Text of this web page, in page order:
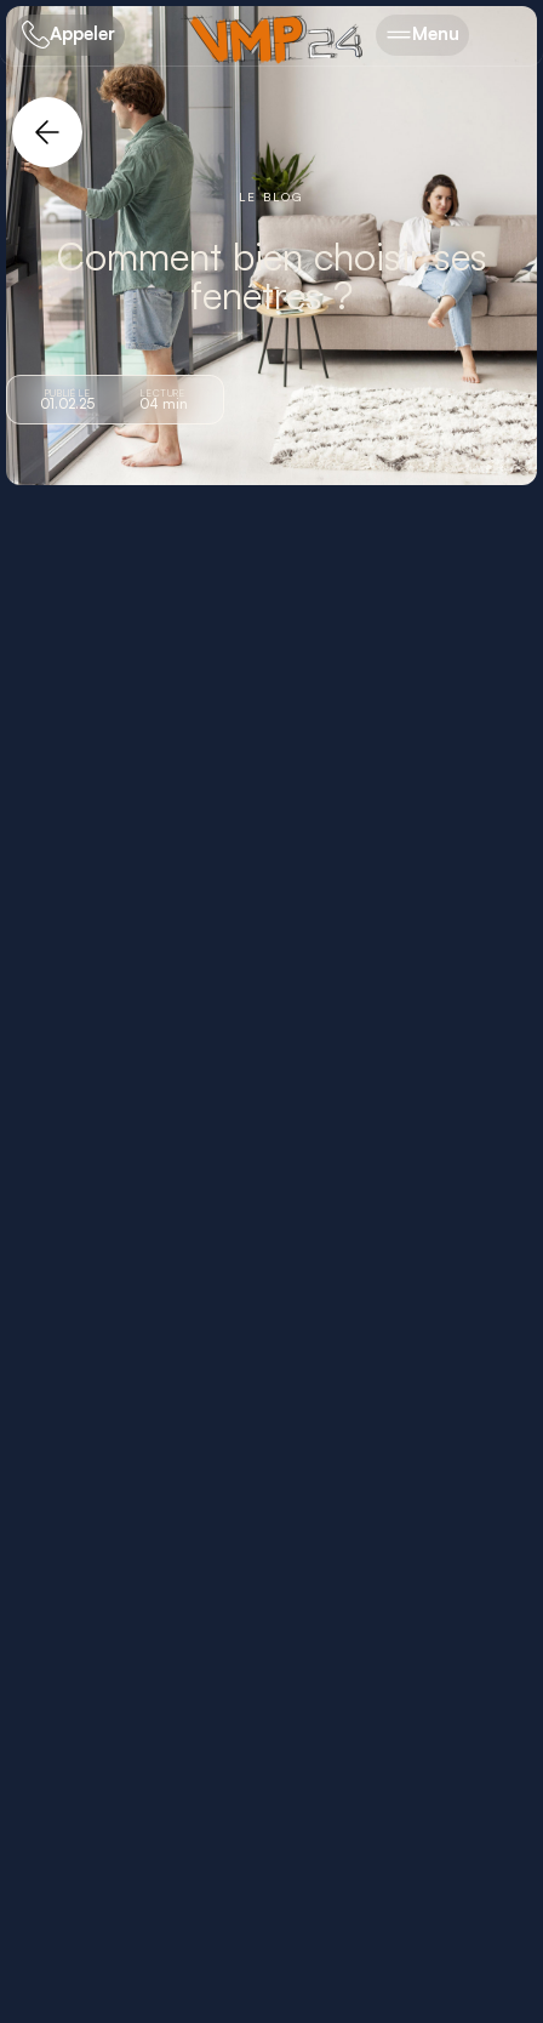
Appeler Menu
LE BLOG
Comment bien choisir ses
fenêtres ?
PUBLIÉ LE
01.02.25
LECTURE
04 min